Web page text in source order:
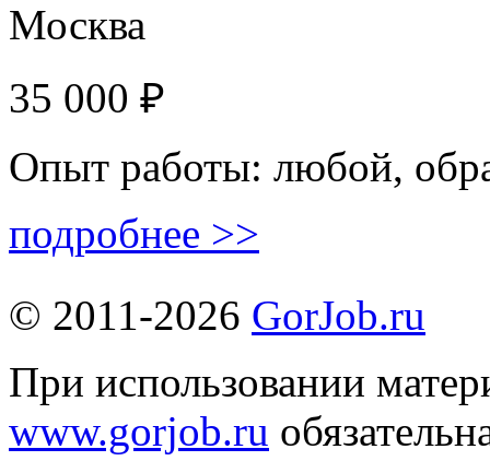
Москва
35 000 ₽
Опыт работы: любой,
подробнее >>
© 2011-2026 GorJob.ru
При использовании
www.gorjob.ru